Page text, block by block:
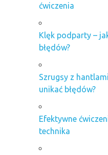
ćwiczenia
Klęk podparty –
błędów?
Szrugsy z
unikać błędów?
Efektywne
technika